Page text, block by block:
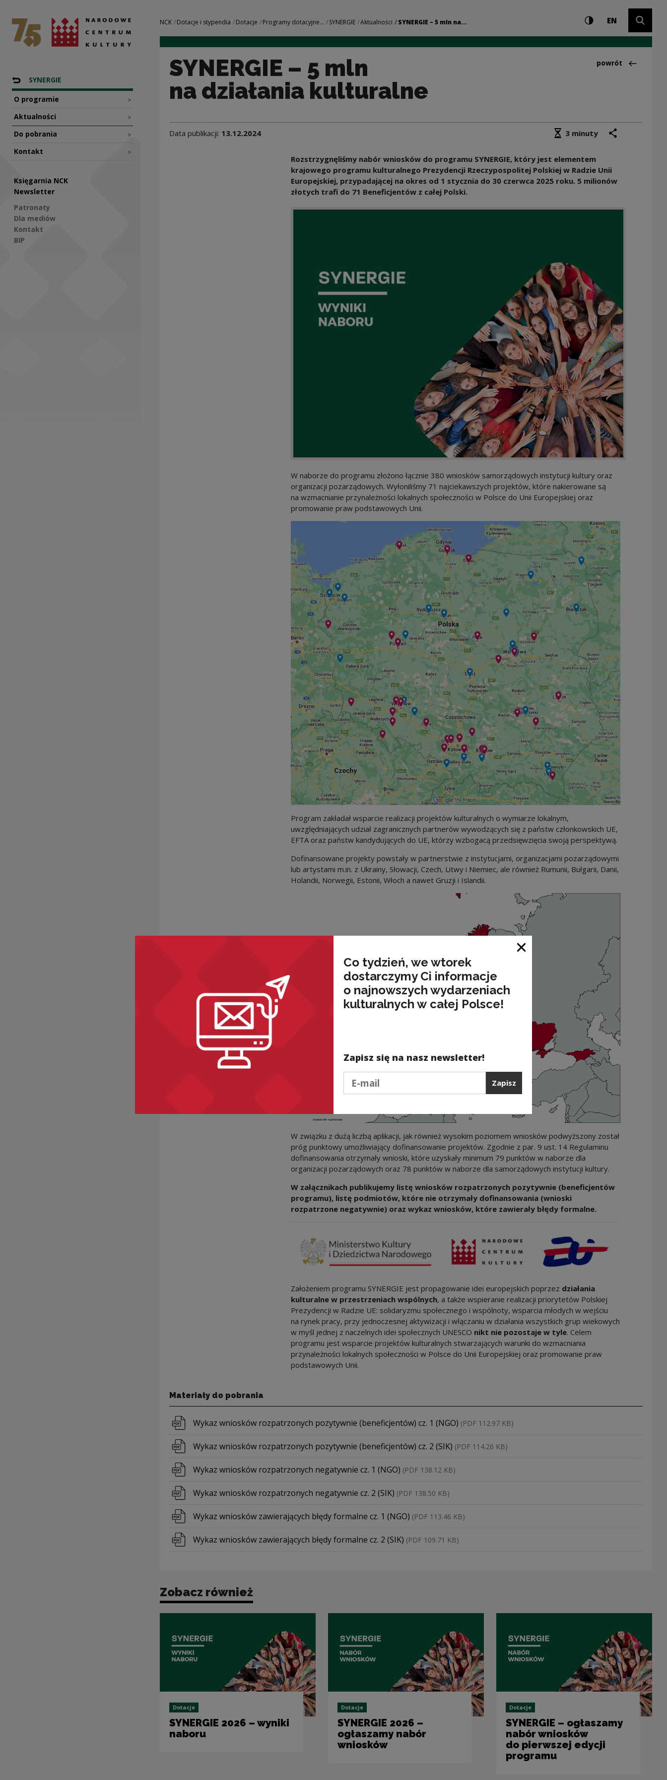
SYNERGIE – 5 mln na działania kulturalne | Narodowe
Narodowe Centrum Kultury
Nawigacja
Powrót do: Programy dotacyjne NCK
SYNERGIE
O programie >
Aktualności >
Do pobrania >
Kontakt >
Księgarnia NCK
Newsletter
Patronaty
Dla mediów
Kontakt
BIP
Nawigacja
NCK Dotacje i stypendia Dotacje Programy dotacyjne... SYNERGIE Aktualności SYNERGIE – 5 mln na... Ustawienia iWysoki kontrast
ENCHANGE
SYNERGIE – 5 mln
na działania kulturalne
Powrót
powrót
Data publikacji: 13.12.2024 Średni czas czytania
3 minuty
Rozstrzygnęliśmy nabór wniosków do programu SYNERGIE, który jest elementem
krajowego programu kulturalnego Prezydencji Rzeczypospolitej Polskiej w Radzie Unii
Europejskiej, przypadającej na okres od 1 stycznia do 30 czerwca 2025 roku. 5 milionów
złotych trafi do 71 Beneficjentów z całej Polski.
W naborze do programu złożono łącznie 380 wniosków samorządowych instytucji kultury oraz
organizacji pozarządowych. Wyłoniliśmy 71 najciekawszych projektów, które nakierowane są
na wzmacnianie przynależności lokalnych społeczności w Polsce do Unii Europejskiej oraz
promowanie praw podstawowych Unii.
Program zakładał wsparcie realizacji projektów kulturalnych o wymiarze lokalnym,
uwzględniających udział zagranicznych partnerów wywodzących się z państw członkowskich UE,
EFTA oraz państw kandydujących do UE, którzy wzbogacą przedsięwzięcia swoją perspektywą.
Dofinansowane projekty powstały w partnerstwie z instytucjami, organizacjami pozarządowymi
lub artystami m.in. z Ukrainy, Słowacji, Czech, Litwy i Niemiec, ale również Rumunii, Bułgarii, Danii,
Holandii, Norwegii, Estonii, Włoch a nawet Gruzji i Islandii.
W związku z dużą liczbą aplikacji, jak również wysokim poziomem wniosków podwyższony został
próg punktowy umożliwiający dofinansowanie projektów. Zgodnie z par. 9 ust. 14 Regulaminu
dofinansowania otrzymały wnioski, które uzyskały minimum 79 punktów w naborze dla
organizacji pozarządowych oraz 78 punktów w naborze dla samorządowych instytucji kultury.
W załącznikach publikujemy listę wniosków rozpatrzonych pozytywnie (beneficjentów
programu), listę podmiotów, które nie otrzymały dofinansowania (wnioski
rozpatrzone negatywnie) oraz wykaz wniosków, które zawierały błędy formalne.
Założeniem programu SYNERGIE jest propagowanie idei europejskich poprzez działania
kulturalne w przestrzeniach wspólnych, a także wspieranie realizacji priorytetów Polskiej
Prezydencji w Radzie UE: solidaryzmu społecznego i wspólnoty, wsparcia młodych w wejściu
na rynek pracy, przy jednoczesnej aktywizacji i włączaniu w działania wszystkich grup wiekowych
w myśl jednej z naczelnych idei społecznych UNESCO nikt nie pozostaje w tyle. Celem
programu jest wsparcie projektów kulturalnych stwarzających warunki do wzmacniania
przynależności lokalnych społeczności w Polsce do Unii Europejskiej oraz promowanie praw
podstawowych Unii.
Materiały do pobrania
Pobierz plik
Wykaz wniosków rozpatrzonych pozytywnie (beneficjentów) cz. 1 (NGO) (PDF 112.97 KB)
Pobierz plik
Wykaz wniosków rozpatrzonych pozytywnie (beneficjentów) cz. 2 (SIK) (PDF 114.26 KB)
Pobierz plik
Wykaz wniosków rozpatrzonych negatywnie cz. 1 (NGO) (PDF 138.12 KB)
Pobierz plik
Wykaz wniosków rozpatrzonych negatywnie cz. 2 (SIK) (PDF 138.50 KB)
Pobierz plik
Wykaz wniosków zawierających błędy formalne cz. 1 (NGO) (PDF 113.46 KB)
Pobierz plik
Wykaz wniosków zawierających błędy formalne cz. 2 (SIK) (PDF 109.71 KB)
Zobacz również
Dotacje
SYNERGIE 2026 – wyniki
naboru
Dotacje
SYNERGIE 2026 –
ogłaszamy nabór
wniosków
Dotacje
SYNERGIE – ogłaszamy
nabór wniosków
do pierwszej edycji
programu
Co tydzień, we wtorek
dostarczymy Ci informacje
o najnowszych wydarzeniach
kulturalnych w całej Polsce!
Zapisz się na nasz newsletter!
Zapisz